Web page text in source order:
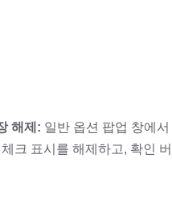
해제: 일반 옵션 팝업 창에서
크 표시를 해제하고, 확인